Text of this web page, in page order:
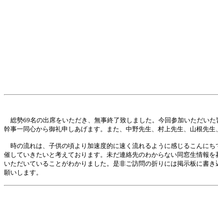
総勢69名の出席をいただき、無事終了致しました。今回参加いただい
幹事一同心から御礼申しあげます。また、中野先生、村上先生、山根先
時の流れは、子供の頃より加速度的に速く流れるように感じるこんに
催していきたいと考えております。未だ連絡先のわからない同窓生情報
いただいていることがわかりました。是非ご訪問の折りには掲示板に書
願いします。